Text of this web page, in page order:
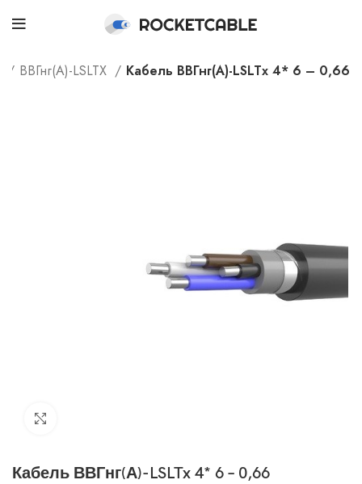
ВВГнг(А)-LSLTX Кабель ВВГнг(А)-LSLTx 4* 6 – 0,66
Кабель ВВГнг(А)-LSLTx 4* 6 – 0,66